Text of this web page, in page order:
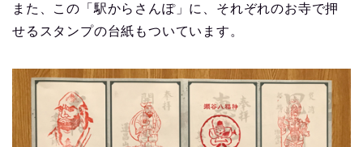
また、この「駅からさんぽ」に、それぞれのお寺で押
せるスタンプの台紙もついています。